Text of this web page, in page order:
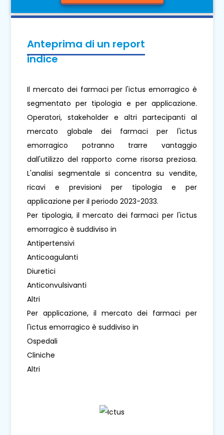
Anteprima di un report
indice
Il mercato dei farmaci per l'ictus emorragico è
segmentato per tipologia e per applicazione.
Operatori, stakeholder e altri partecipanti al
mercato globale dei farmaci per l'ictus
emorragico potranno trarre vantaggio
dall'utilizzo del rapporto come risorsa preziosa.
L'analisi segmentale si concentra su vendite,
ricavi e previsioni per tipologia e per
applicazione per il periodo 2023-2033.
Per tipologia, il mercato dei farmaci per l'ictus
emorragico è suddiviso in
Antipertensivi
Anticoagulanti
Diuretici
Anticonvulsivanti
Altri
Per applicazione, il mercato dei farmaci per
l'ictus emorragico è suddiviso in
Ospedali
Cliniche
Altri